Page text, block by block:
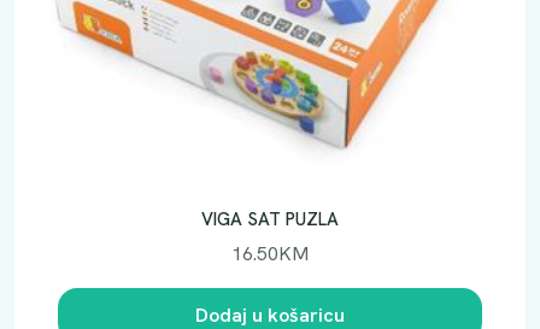
VIGA SAT PUZLA
16.50KM
Dodaj u košaricu